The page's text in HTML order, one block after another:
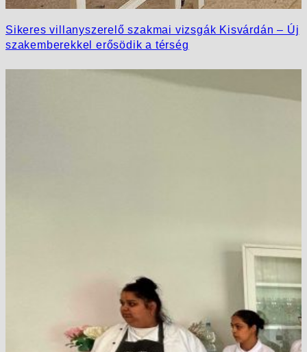
Sikeres villanyszerelő szakmai vizsgák Kisvárdán – Új
szakemberekkel erősödik a térség